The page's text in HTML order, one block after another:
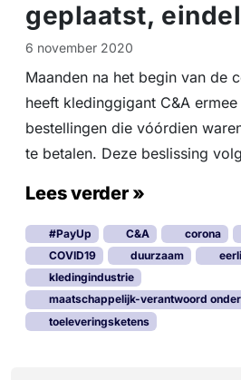
geplaatst,
6 november 2020
Maanden na het begin van de
heeft kledinggigant C&A
bestellingen die vóórdien
te betalen. Deze beslissing
Lees verder »
#PayUp C&A corona
COVID19
duurzaam
kledingindustrie
maatschappelijk-verantwoord
toeleveringsketens